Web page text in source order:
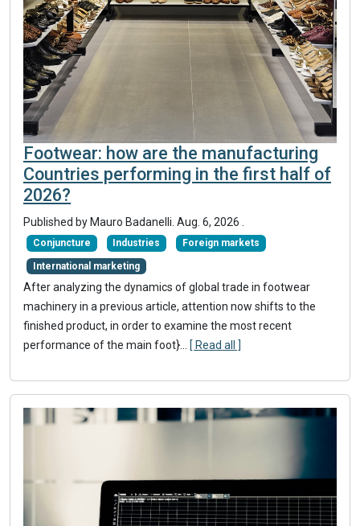
Footwear: how are the manufacturing
Countries performing in the first half of
2026?
Published by Mauro Badanelli. Aug. 6, 2026 .
Conjuncture Industries Foreign markets
International marketing
After analyzing the dynamics of global trade in footwear
machinery in a previous article, attention now shifts to the
finished product, in order to examine the most recent
performance of the main foot}
[ Read all ]